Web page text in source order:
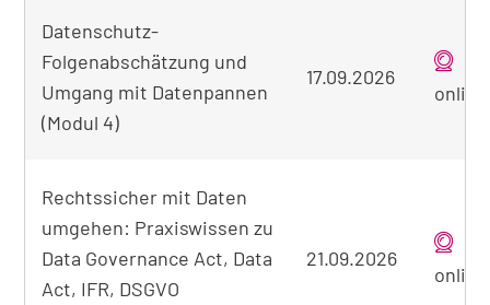
Datenschutz-
Folgenabschätzung und
Umgang mit Datenpannen
(Modul 4)
17.09.2026
online
Rechtssicher mit Daten
umgehen: Praxiswissen zu
Data Governance Act, Data
Act, IFR, DSGVO
21.09.2026
online